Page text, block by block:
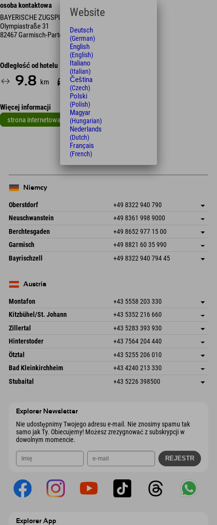
osoba kontaktowa
BAYERISCHE ZUGSPITZBAHN BERGBAHN AG
Olympiastraße 31
82467 Garmisch-Partenkirchen
Odległość od hotelu
9.8 km 20
Więcej informacji
strona internetowa
Niemcy
Oberstdorf +49 8322 940 790
An der Breitach 3
Niemcy
Zapisz adres
Książka
Neuschwanstein +49 8361 998 9000
An der Riese 45
87484 Nesselwang im Allgäu
Niemcy
Zapisz adres
Informacje o przyjeździe
Książka
Berchtesgaden +49 8652 977 15 00
Hofreitstr. 7
Niemcy
Zapisz adres
Książka
Garmisch +49 8821 60 35 990
Frickenstraße 22
82490 Farchant
Zapisz adres
Informacje o przyjeździe
Bayrischzell +49 8322 940 794 45
NiemcyAustria
Montafon +43 5558 203 330
Dorfstr. 127b
6793 Gaschurn/Montafon
Austria
Zapisz adres
Książka
Kitzbühel/St. Johann +43 5352 216 660
Speckbacherstraße 87
6380 St. Johann in Tirol
Austria
Zapisz adres
Informacje o przyjeździe
Książka
Zillertal +43 5283 393 930
Schmiedau 2
Austria
Zapisz adres
Książka
Hinterstoder +43 7564 204 440
Freizeitpark 10
4573 Hinterstoder
Austria
Zapisz adres
Informacje o przyjeździe
Książka
Ötztal +43 5255 206 010
Gscheat 14
Austria
Zapisz adres
Książka
Bad Kleinkirchheim +43 4240 213 330
Dorfstraße 24
9546 Bad Kleinkirchheim
Zapisz adres
Informacje o przyjeździe
Stubaital +43 5226 398500
Explorer Newsletter
Nie udostępnimy Twojego adresu e-mail. Nie znosimy spamu tak
samo jak Ty. Obiecujemy! Możesz zrezygnować z subskrypcji w
dowolnym momencie.
Explorer App
Website
Deutsch
(German)
English
(English)
Italiano
(Italian)
Čeština
(Czech)
Polski
(Polish)
Magyar
(Hungarian)
Nederlands
(Dutch)
Français
(French)